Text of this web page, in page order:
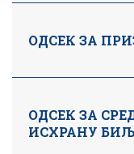
ОДСЕК ЗА
ОДСЕК ЗА
ИСХРАНУ